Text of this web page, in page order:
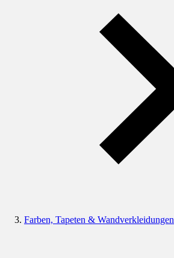
Farben, Tapeten & Wandverkleidungen